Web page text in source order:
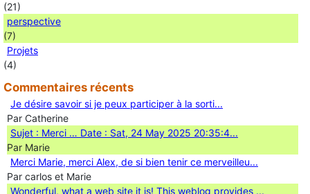
(21)
perspective
(7)
Projets
(4)
Commentaires récents
Je désire savoir si je peux participer à la sorti...
Par Catherine
Sujet : Merci … Date : Sat, 24 May 2025 20:35:4...
Par Marie
Merci Marie, merci Alex, de si bien tenir ce merveilleu...
Par carlos et Marie
Wonderful, what a web site it is! This weblog provides ...